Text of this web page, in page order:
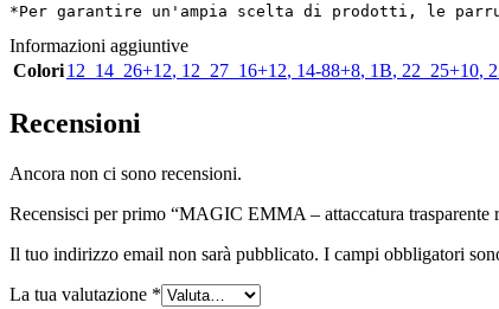
*Per garantire un'ampia scelta di prodotti, le
Informazioni aggiuntive
Colori12_14_26+12, 12_27_16+12, 14-88+8, 1B, 22_25+10,
Recensioni
Ancora non ci sono recensioni.
Recensisci per primo “MAGIC EMMA – attaccatura trasparente
Il tuo indirizzo email non sarà pubblicato. I campi obbligatori
La tua valutazione *